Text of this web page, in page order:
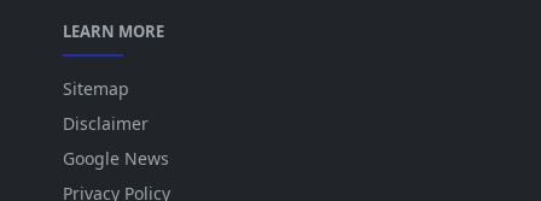
LEARN MORE
Sitemap
Disclaimer
Google News
Privacy Policy